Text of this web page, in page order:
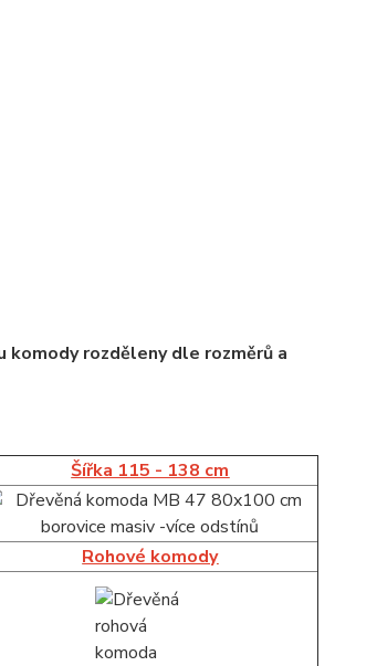
komody rozděleny dle rozměrů a
Šířka 115 - 138 cm
Rohové komody